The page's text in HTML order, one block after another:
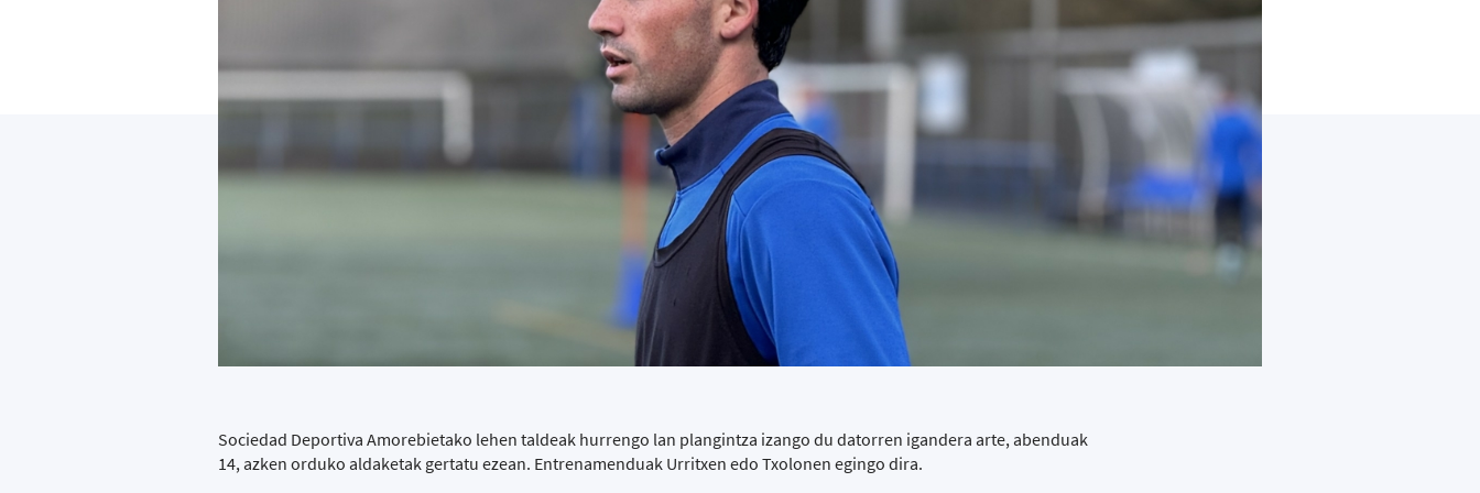
Sociedad Deportiva Amorebietako lehen taldeak hurrengo lan plangintza izango du datorren igandera arte, abenduak
14, azken orduko aldaketak gertatu ezean. Entrenamenduak Urritxen edo Txolonen egingo dira.